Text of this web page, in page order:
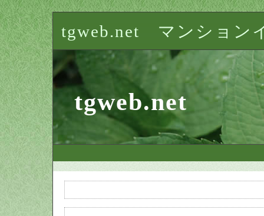
tgweb.net マンション
tgweb.net